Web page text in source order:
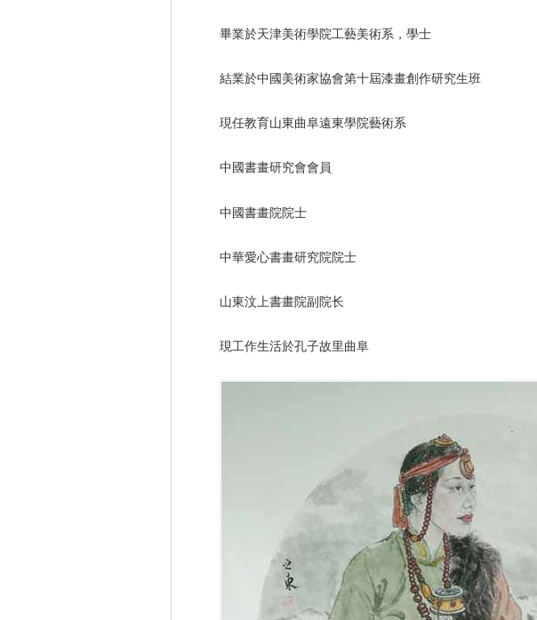
畢業於天津美術學院工藝美術系，學士
結業於中國美術家協會第十屆漆畫創作研究生班
現任教育山東曲阜遠東學院藝術系
中國書畫研究會會員
中國書畫院院士
中華愛心書畫研究院院士
山東汶上書畫院副院长
現工作生活於孔子故里曲阜